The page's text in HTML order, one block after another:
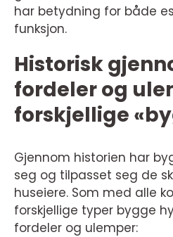
har betydning for både
funksjon.
Historisk
fordeler og
forskjellige
Gjennom historien har
seg og tilpasset seg de
huseiere. Som med alle
forskjellige typer bygge
fordeler og ulemper: